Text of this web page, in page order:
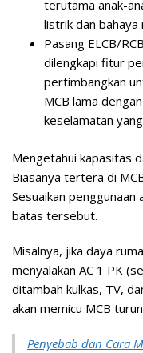
terutama anak-
listrik dan bahaya
Pasang ELCB/
dilengkapi fitur
pertimbangkan
MCB lama
keselamatan
Mengetahui kapasitas
Biasanya tertera di
Sesuaikan
batas tersebut.
Misalnya, jika daya
menyalakan AC 1 PK
ditambah kulkas, TV,
akan memicu MCB
Penyebab dan Cara